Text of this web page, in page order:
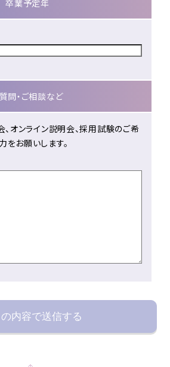
卒業予定年
問・ご相談など
、オンライン説明会、採用試験のご希
お願いします。